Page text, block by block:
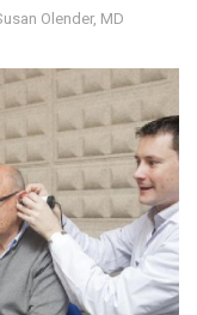
Olender, MD